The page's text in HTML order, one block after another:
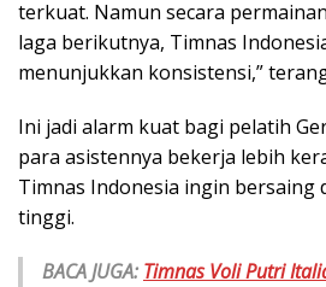
terkuat. Namun secara
laga berikutnya, Timnas
menunjukkan konsistensi,”
Ini jadi alarm kuat bagi pelatih
para asistennya bekerja lebih
Timnas Indonesia ingin bersaing
tinggi.
BACA JUGA: Timnas Voli Putri